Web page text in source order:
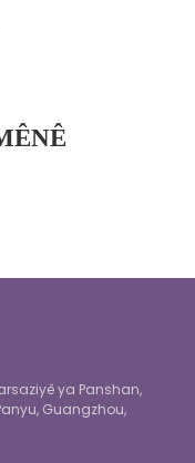
ya Panshan,
Guangzhou,